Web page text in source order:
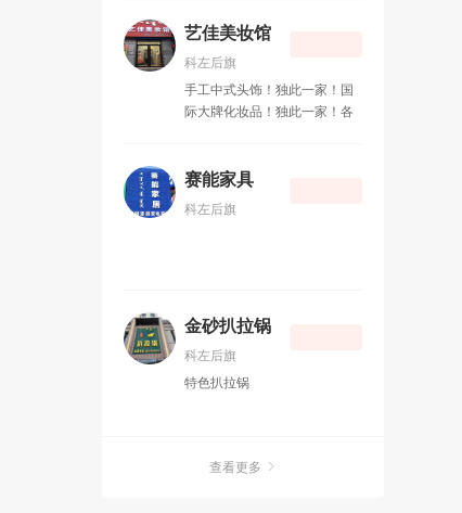
艺佳美妆馆
科左后旗
手工中式头饰！独此一家！国
际大牌化妆品！独此一家！各
务，无论是结婚殿堂上的柔情
点，您都少不了艺佳美妆的陪
赛能家具
科左后旗
金砂扒拉锅
科左后旗
特色扒拉锅
查看更多